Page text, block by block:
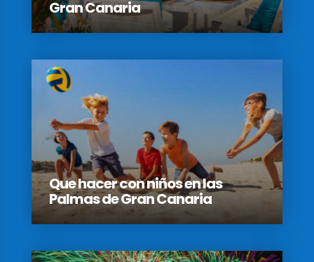
Gran Canaria
Que hacer con niños en las
Palmas de Gran Canaria